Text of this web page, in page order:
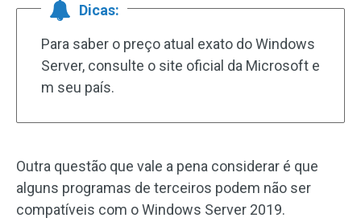
Dicas:
Para saber o preço atual exato do Windows
Server, consulte o site oficial da Microsoft e
m seu país.
Outra questão que vale a pena considerar é que
alguns programas de terceiros podem não ser
compatíveis com o Windows Server 2019.